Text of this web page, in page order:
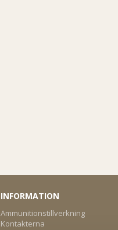
INFORMATION
Ammunitionstillverkning
Kontakterna